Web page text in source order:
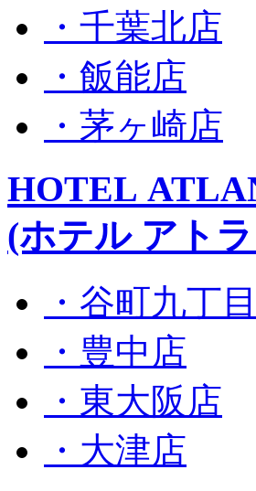
・千葉北店
・飯能店
・茅ヶ崎店
HOTEL
(ホテル アト
・谷町九丁
・豊中店
・東大阪店
・大津店